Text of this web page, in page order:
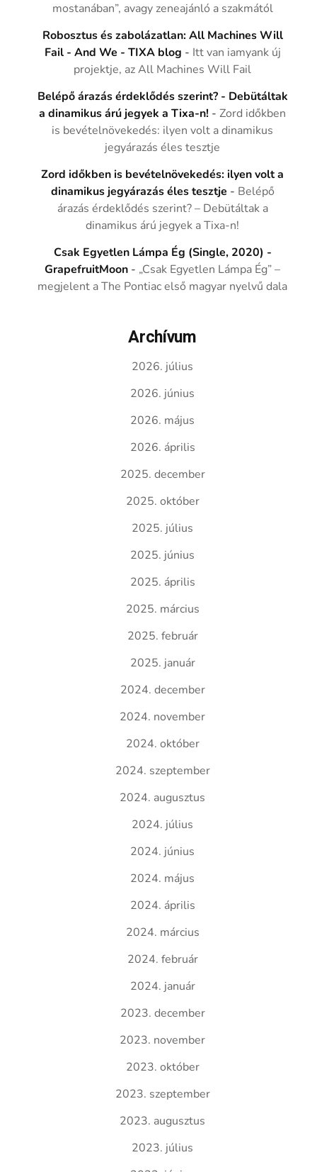
mostanában”, avagy zeneajánló a szakmától
Robosztus és zabolázatlan: All Machines Will
Fail - And We - TIXA blog - Itt van iamyank új
projektje, az All Machines Will Fail
Belépő árazás érdeklődés szerint? - Debütáltak
a dinamikus árú jegyek a Tixa-n! -Zord időkben
is bevételnövekedés: ilyen volt a dinamikus
jegyárazás éles tesztje
Zord időkben is bevételnövekedés: ilyen volt a
dinamikus jegyárazás éles tesztje - Belépő
árazás érdeklődés szerint? – Debütáltak a
dinamikus árú jegyek a Tixa-n!
Csak Egyetlen Lámpa Ég (Single, 2020) -
GrapefruitMoon - „Csak Egyetlen Lámpa Ég” –
megjelent a The Pontiac első magyar nyelvű dala
Archívum
2026. július
2026. június
2026. május
2026. április
2025. december
2025. október
2025. július
2025. június
2025. április
2025. március
2025. február
2025. január
2024. december
2024. november
2024. október
2024. szeptember
2024. augusztus
2024. július
2024. június
2024. május
2024. április
2024. március
2024. február
2024. január
2023. december
2023. november
2023. október
2023. szeptember
2023. augusztus
2023. július